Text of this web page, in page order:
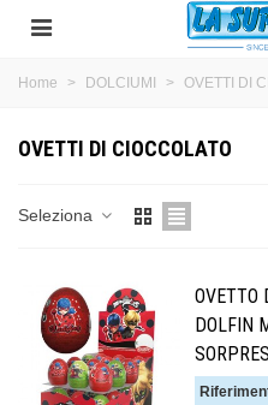
Home > DOLCIUMI > OVETTI DI
OVETTI DI CIOCCOLATO
Seleziona
OVETTO
DOLFIN